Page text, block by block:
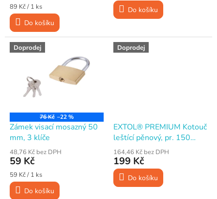
Měrná
cena:
89 Kč / 1 ks
Do košíku
Do košíku
Doprodej
76 Kč –22 %
Zámek visací mosazný 50
mm, 3 klíče
48,76 Kč bez DPH
59 Kč
Měrná
cena:
59 Kč / 1 ks
Do košíku
Doprodej
EXTOL® PREMIUM Kotouč
leštící pěnový, pr. 150
mm, T20, bílý, suchý zip
164,46 Kč bez DPH
199 Kč
Do košíku